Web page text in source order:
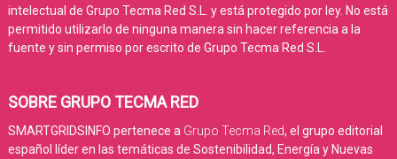
intelectual de Grupo Tecma Red S.L. y está protegido por ley. No está
permitido utilizarlo de ninguna manera sin hacer referencia a la
fuente y sin permiso por escrito de Grupo Tecma Red S.L.
SOBRE GRUPO TECMA RED
SMARTGRIDSINFO pertenece a Grupo Tecma Red, el grupo editorial
español líder en las temáticas de Sostenibilidad, Energía y Nuevas